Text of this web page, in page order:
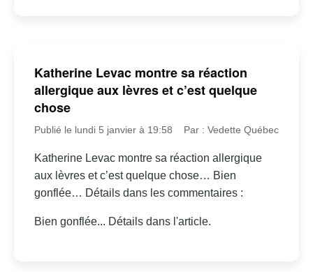
Katherine Levac montre sa réaction
allergique aux lèvres et c’est quelque
chose
Publié le lundi 5 janvier à 19:58 Par : Vedette Québec
Katherine Levac montre sa réaction allergique
aux lèvres et c’est quelque chose… Bien
gonflée… Détails dans les commentaires :
Bien gonflée... Détails dans l'article.